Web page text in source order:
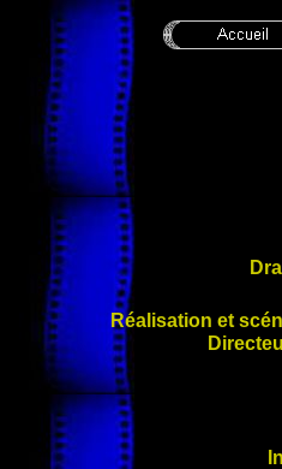
Réalisation et